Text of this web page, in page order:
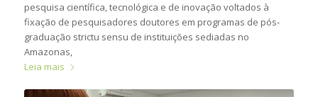
pesquisa científica, tecnológica e de inovação voltados à
fixação de pesquisadores doutores em programas de pós-
graduação strictu sensu de instituições sediadas no
Amazonas,
Leia mais